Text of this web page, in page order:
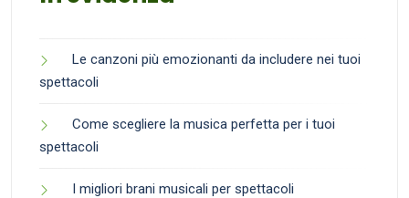
Le canzoni più emozionanti da includere nei tuoi
spettacoli
Come scegliere la musica perfetta per i tuoi
spettacoli
I migliori brani musicali per spettacoli